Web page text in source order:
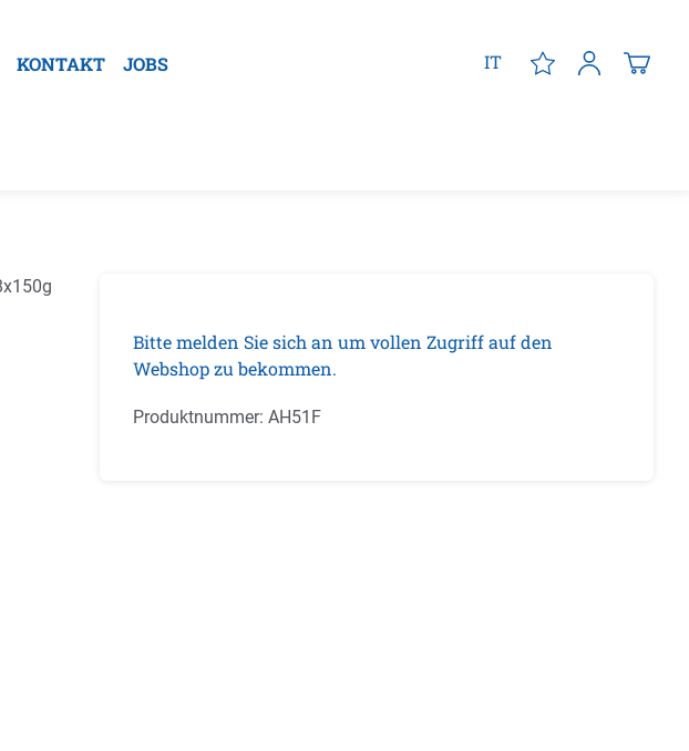
KONTAKT JOBS IT
Bitte melden Sie sich an um vollen Zugriff auf den
Webshop zu bekommen.
Produktnummer: AH51F